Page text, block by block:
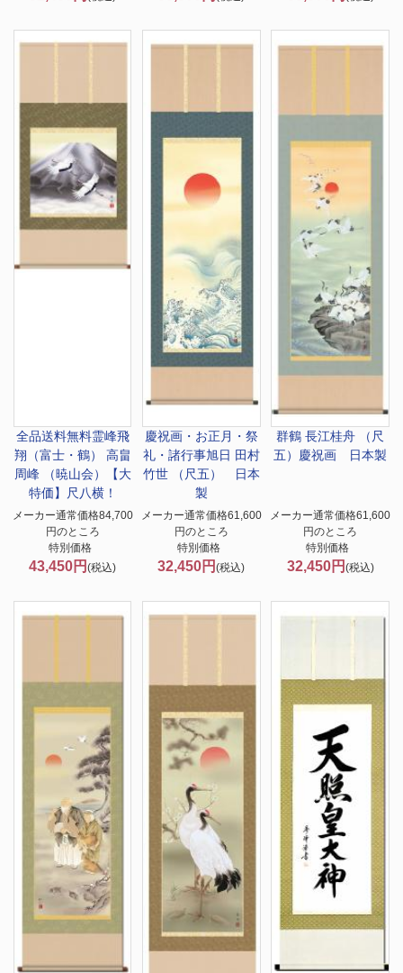
全品送料無料霊峰飛
翔（富士・鶴） 高畠
周峰 （暁山会）【大
特価】尺八横！
メーカー通常価格84,700
円のところ
特別価格
43,450円(税込)
慶祝画・お正月・祭
礼・諸行事旭日 田村
竹世 （尺五） 日本
製
メーカー通常価格61,600
円のところ
特別価格
32,450円(税込)
群鶴 長江桂舟 （尺
五）慶祝画 日本製
メーカー通常価格61,600
円のところ
特別価格
32,450円 (税込)